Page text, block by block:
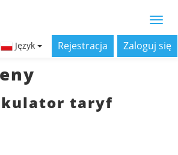
Język Rejestracja Zaloguj się
taryf